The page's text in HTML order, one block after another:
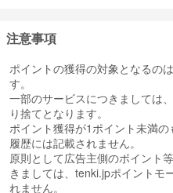
注意事項
ポイントの獲得の対象となるの
す。
一部のサービスにつきましては
り捨てとなります。
ポイント獲得が1ポイント未満
履歴には記載されません。
原則として広告主側のポイント
きましては、tenki.jpポイントモ
れません。